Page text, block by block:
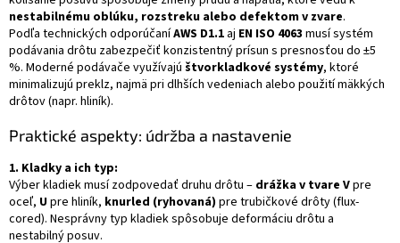
nestabilnému oblúku, rozstreku alebo defektom v zvare.
Podľa technických odporúčaníAWS D1.1 aj EN ISO 4063 musí systém
podávania drôtu zabezpečiť konzistentný prísun s presnosťou do ±5
%. Moderné podávače využívajú štvorkladkové systémy, ktoré
minimalizujú preklz, najmä pri dlhších vedeniach alebo použití mäkkých
drôtov (napr. hliník).
Praktické aspekty: údržba a nastavenie
1. Kladky a ich typ:
Výber kladiek musí zodpovedať druhu drôtu – drážka v tvare Vpre
oceľ, Upre hliník, knurled (ryhovaná) pre trubičkové drôty (flux-
cored). Nesprávny typ kladiek spôsobuje deformáciu drôtu a
nestabilný posuv.